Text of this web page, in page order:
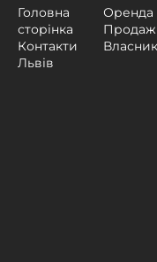
Головна
сторінка
Контакти
Львів
Оренда
Продаж